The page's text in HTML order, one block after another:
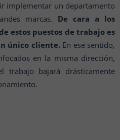
implementar un departamento
marcas. De cara a los
estos puestos de trabajo es
único cliente.En ese sentido,
en la misma dirección,
bajará drásticamente